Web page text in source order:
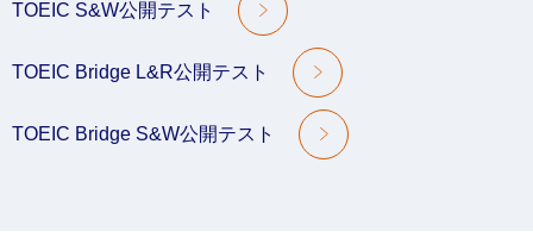
TOEIC S&W公開テスト
TOEIC Bridge L&R公開テスト
TOEIC Bridge S&W公開テスト